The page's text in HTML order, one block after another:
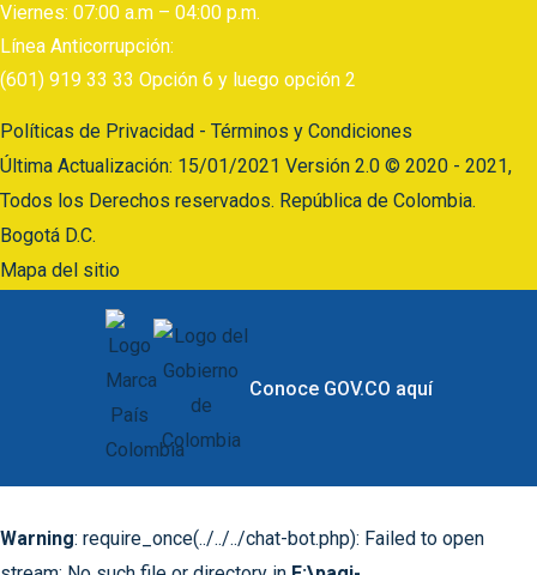
Viernes: 07:00 a.m – 04:00 p.m.
Línea Anticorrupción:
(601) 919 33 33 Opción 6 y luego opción 2
Políticas de Privacidad - Términos y Condiciones
Última Actualización: 15/01/2021 Versión 2.0 © 2020 - 2021,
Todos los Derechos reservados. República de Colombia.
Bogotá D.C.
Mapa del sitio
Conoce GOV.CO aquí
Warning: require_once(../../../chat-bot.php): Failed to open